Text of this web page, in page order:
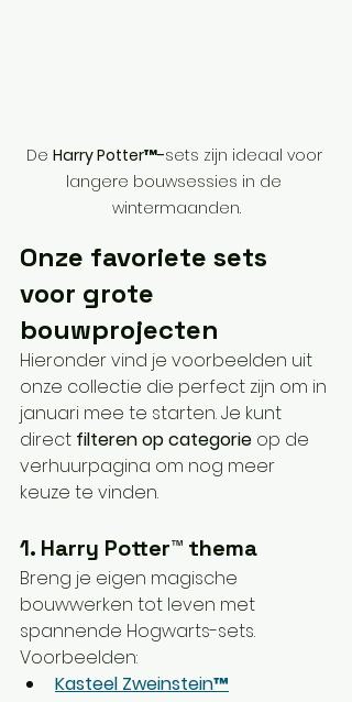
De Harry Potter™-sets zijn ideaal voor
langere bouwsessies in de
wintermaanden.
Onze favoriete sets
voor grote
bouwprojecten
Hieronder vind je voorbeelden uit
onze collectie die perfect zijn om in
januari mee te starten. Je kunt
direct filteren op categorie op de
verhuurpagina om nog meer
keuze te vinden.
1. Harry Potter™ thema
Breng je eigen magische
bouwwerken tot leven met
spannende Hogwarts-sets.
Voorbeelden:
Kasteel Zweinstein™